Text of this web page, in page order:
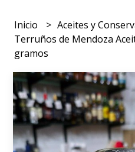
Inicio
Aceites y
Terruños de Mendoza
gramos